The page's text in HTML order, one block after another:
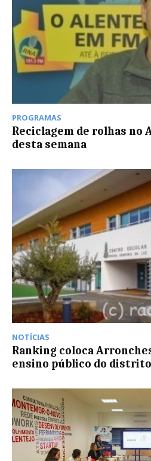
PROGRAMAS
Reciclagem de rolhas no
desta semana
NOTÍCIAS
Ranking coloca
ensino público do distrito